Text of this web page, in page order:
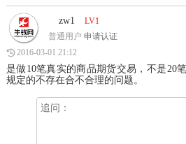
zw1
LV1
普通用户 申请认证
2016-03-01 21:12
是做10笔真实的商品期货交易，不是20
规定的不存在合不合理的问题。